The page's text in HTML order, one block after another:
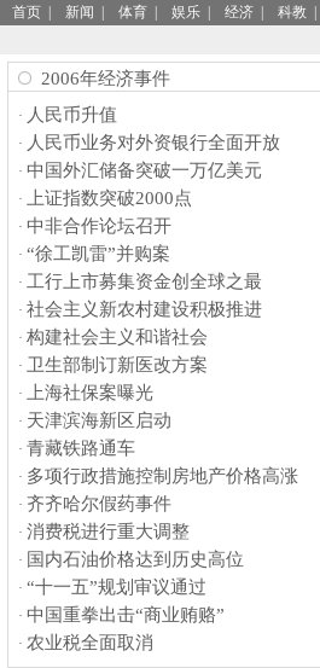
首页 新闻 体育 娱乐 经济 科教
2006年经济事件
· 人民币升值
· 人民币业务对外资银行全面开放
· 中国外汇储备突破一万亿美元
· 上证指数突破2000点
· 中非合作论坛召开
· “徐工凯雷”并购案
· 工行上市募集资金创全球之最
· 社会主义新农村建设积极推进
· 构建社会主义和谐社会
· 卫生部制订新医改方案
· 上海社保案曝光
· 天津滨海新区启动
· 青藏铁路通车
· 多项行政措施控制房地产价格高涨
· 齐齐哈尔假药事件
· 消费税进行重大调整
· 国内石油价格达到历史高位
· “十一五”规划审议通过
· 中国重拳出击“商业贿赂”
· 农业税全面取消